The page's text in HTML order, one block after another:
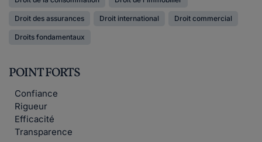
Droit des assurances Droit international Droit commercial
Droits fondamentaux
POINT FORTS
Confiance
Rigueur
Efficacité
Transparence